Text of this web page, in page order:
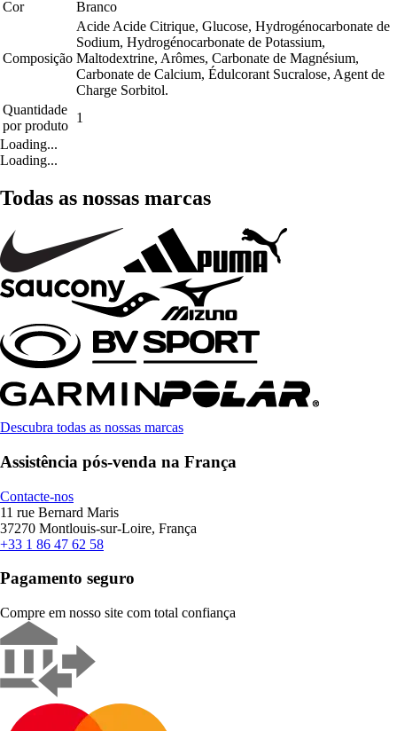
Cor Branco
Composição
Acide Acide Citrique, Glucose, Hydrogénocarbonate de
Sodium, Hydrogénocarbonate de Potassium,
Maltodextrine, Arômes, Carbonate de Magnésium,
Carbonate de Calcium, Édulcorant Sucralose, Agent de
Charge Sorbitol.
Quantidade
por produto
1
Loading...
Loading...
Todas as nossas marcas
Descubra todas as nossas marcas
Assistência pós-venda na França
Contacte-nos
11 rue Bernard Maris
37270 Montlouis-sur-Loire, França
+33 1 86 47 62 58
Pagamento seguro
Compre em nosso site com total confiança